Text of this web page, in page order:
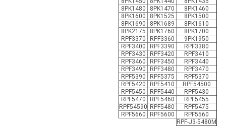
8PK1460
8PK1470
8PK1480
8PK1500
8PK1525
8PK1600
8PK1610
8PK1689
8PK1690
8PK1700
8PK1760
8PK2175
9PK1950
RPF3360
RPF3370
RPF3380
RPF3390
RPF3400
RPF3410
RPF3420
RPF3430
RPF3440
RPF3450
RPF3460
RPF3470
RPF3480
RPF3490
RPF5370
RPF5375
RPF5390
RPF54500
RPF5410
RPF5420
RPF5430
RPF5440
RPF5450
RPF5455
RPF5460
RPF5470
RPF5475
RPF5480
RPF54590
RPF5560
RPF5600
RPF5660
RPF-J3-5480M